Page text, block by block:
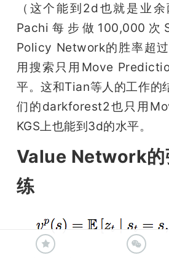
（这个能到2d也就是业
Pachi每步做100,000次
Policy Network的胜率超
用搜索只用Move
平。这和Tian等人的工作的
们的darkforest2也只用
KGS上也能到3d的水平。
Value Network的
练